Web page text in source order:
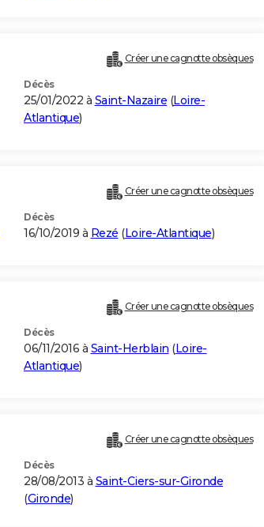
Créer une cagnotte obsèques
Décès
25/01/2022 à Saint-Nazaire (Loire-
Atlantique)
Créer une cagnotte obsèques
Décès
16/10/2019 à Rezé (Loire-Atlantique)
Créer une cagnotte obsèques
Décès
06/11/2016 à Saint-Herblain (Loire-
Atlantique)
Créer une cagnotte obsèques
Décès
28/08/2013 à Saint-Ciers-sur-Gironde
(Gironde)